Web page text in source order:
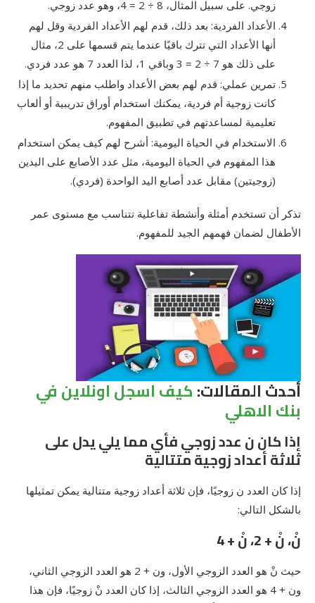
زوجي. على سبيل المثال، 8 ÷ 2 = 4، وهو عدد زوجي.
الأعداد الفردية: بعد ذلك، قدم لهم الأعداد الفردية وقل لهم
أنها الأعداد التي تترك باقيًا عندما يتم قسمها على 2، مثال
على ذلك هو 7 ÷ 2 = 3 وباقي 1، لذا العدد 7 هو عدد فردي.
تمرين عملي: قدم لهم بعض الأعداد واطلب منهم تحديد ما إذا
كانت زوجية أم فردية، يمكنك استخدام أوراق تدريبية أو ألعاب
تعليمية لمساعدتهم في تطبيق المفهوم.
الاستخدام في الحياة اليومية: أشرح لهم كيف يمكن استخدام
هذا المفهوم في الحياة اليومية، مثل عدد الأصابع على اليدين
(زوجيتين) مقابل عدد أصابع اليد الواحدة (فردي).
تذكر أن تستخدم أمثلة وأنشطة تفاعلية تتناسب مع مستوى عمر
الأطفال لضمان فهمهم الجيد للمفهوم.
أحدث المقالات:كيف اسجل اونلاين في
بنك الاهلي
إذا كان ن عدد زوجي فأي مما يلي يدل على
ثلاثة أعداد زوجية متتالية
إذا كان العدد ن زوجيًا، فإن ثلاثة أعداد زوجية متتالية يمكن تمثيلها
بالشكل التالي:
نْ، نْ + 2، نْ + 4
حيث نْ هو العدد الزوجي الأول، ون + 2 هو العدد الزوجي الثاني،
ون + 4 هو العدد الزوجي الثالث، إذا كان العدد نْ زوجيًا، فإن هذا